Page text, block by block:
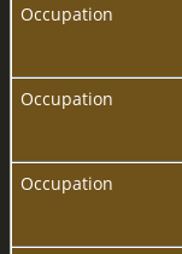
Occupation
Occupation
Occupation